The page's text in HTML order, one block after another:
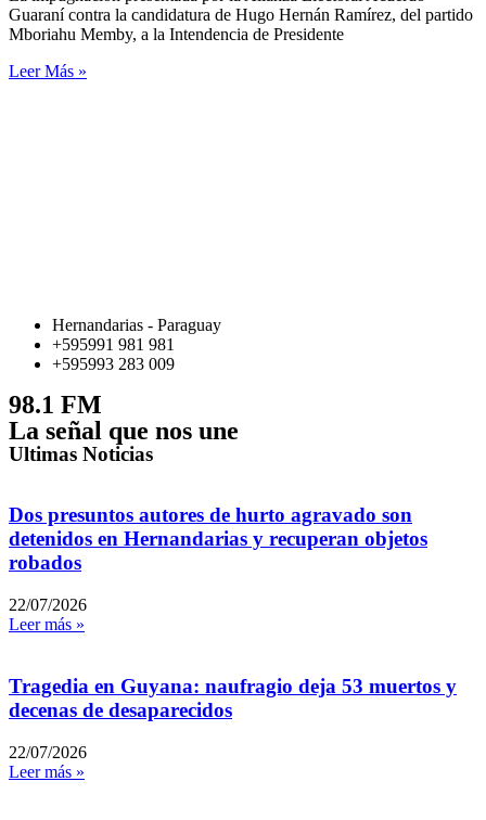
Guaraní contra la candidatura de Hugo Hernán Ramírez, del partido
Mboriahu Memby, a la Intendencia de Presidente
Leer Más »
Hernandarias - Paraguay
+595991 981 981
+595993 283 009
98.1 FM
La señal que nos une
Ultimas Noticias
Dos presuntos autores de hurto agravado son
detenidos en Hernandarias y recuperan objetos
robados
22/07/2026
Leer más »
Tragedia en Guyana: naufragio deja 53 muertos y
decenas de desaparecidos
22/07/2026
Leer más »